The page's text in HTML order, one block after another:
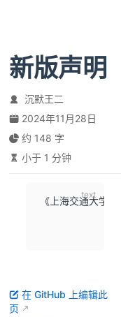
新版声明
沉默王二
2024年11月28日
约 148 字
小于 1 分钟
《上海交通大学
在 GitHub 上编辑此
页